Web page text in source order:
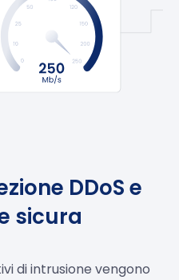
DDoS e
sicura
di intrusione vengono